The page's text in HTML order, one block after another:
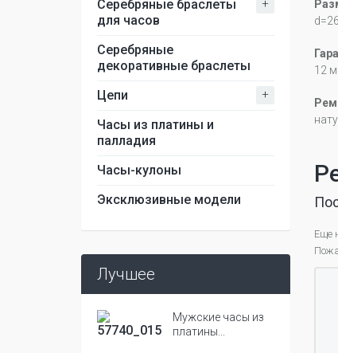
Серебряные браслеты
для часов
+
Серебряные
декоративные браслеты
Цепи
+
Часы из платины и
палладия
Часы-кулоны
Эксклюзивные модели
Лучшее
Мужские часы из
платины...
d=26
12
Еще